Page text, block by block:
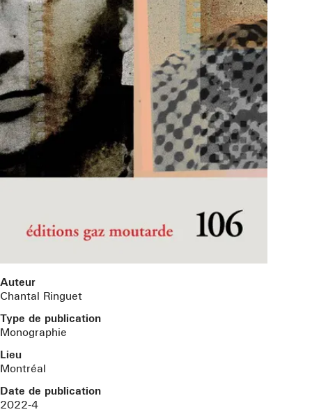
Auteur
Chantal Ringuet
Type de publication
Monographie
Lieu
Montréal
Date de publication
2022-4